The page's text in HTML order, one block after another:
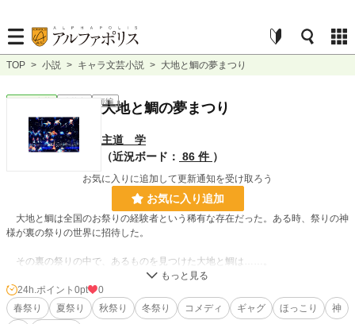
TOP > 小説 > キャラ文芸小説 > 大地と鯛の夢まつり
短編
大地と鯛の夢まつり
主道 学
（近況ボード： 86 件 ）
お気に入りに追加して更新通知を受け取ろう
お気に入り追加
大地と鯛は全国のお祭りの経験者という稀有な存在だった。ある時、祭りの神
様が裏の祭りの世界に招待した。
その裏の祭りの中で、あるものを見つけた大地と鯛は……。
24h.ポイント 0pt
0
春祭り
夏祭り 秋祭り 冬祭り コメディ ギャグ ほっこり
神